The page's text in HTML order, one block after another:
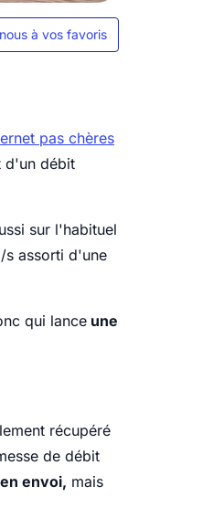
à vos favoris
pas chères
d'un débit
sur l'habituel
s assorti d'une
qui lance une
récupéré
de débit
envoi, mais